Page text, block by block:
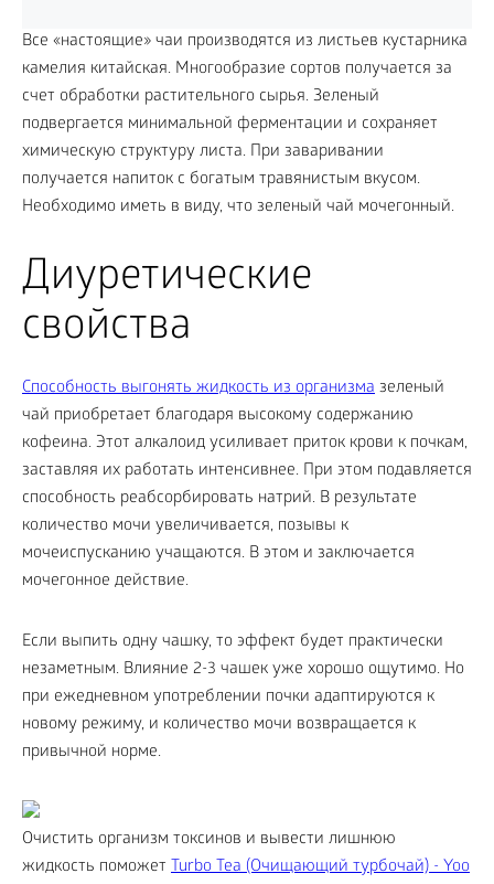
Все «настоящие» чаи производятся из листьев кустарника
камелия китайская. Многообразие сортов получается за
счет обработки растительного сырья. Зеленый
подвергается минимальной ферментации и сохраняет
химическую структуру листа. При заваривании
получается напиток с богатым травянистым вкусом.
Необходимо иметь в виду, что зеленый чай мочегонный.
Диуретические
свойства
Способность выгонять жидкость из организма зеленый
чай приобретает благодаря высокому содержанию
кофеина. Этот алкалоид усиливает приток крови к почкам,
заставляя их работать интенсивнее. При этом подавляется
способность реабсорбировать натрий. В результате
количество мочи увеличивается, позывы к
мочеиспусканию учащаются. В этом и заключается
мочегонное действие.
Если выпить одну чашку, то эффект будет практически
незаметным. Влияние 2-3 чашек уже хорошо ощутимо. Но
при ежедневном употреблении почки адаптируются к
новому режиму, и количество мочи возвращается к
привычной норме.
Очистить организм токсинов и вывести лишнюю
жидкость поможет Turbo Tea (Очищающий турбочай) - Yoo